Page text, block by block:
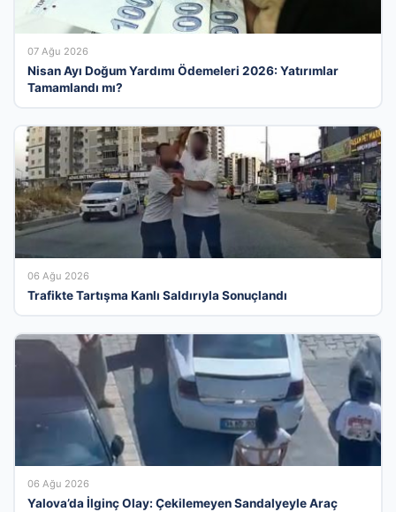
07 Ağu 2026
Nisan Ayı Doğum Yardımı Ödemeleri 2026: Yatırımlar
Tamamlandı mı?
06 Ağu 2026
Trafikte Tartışma Kanlı Saldırıyla Sonuçlandı
06 Ağu 2026
Yalova’da İlginç Olay: Çekilemeyen Sandalyeyle Araç